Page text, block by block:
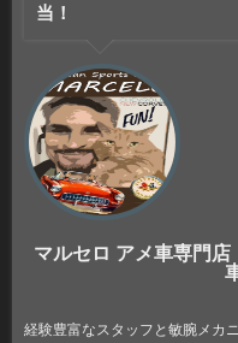
当！
マルセロ アメ車専門
経験豊富なスタッフと敏腕メカ